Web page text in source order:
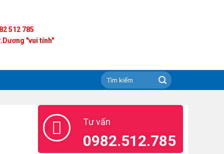
512 785
"vui tính"
Tư vấn
0982.512.785